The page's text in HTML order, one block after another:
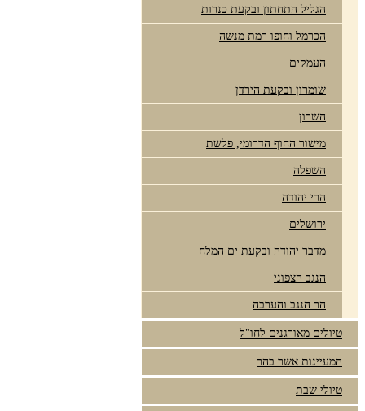
הגליל התחתון ובקעת כנרות
הכרמל וחופו רמת מנשה
העמקים
שומרון ובקעת הירדן
השרון
מישור החוף הדרומי, פלשת
השפלה
הרי יהודה
ירושלים
מדבר יהודה ובקעת ים המלח
הנגב הצפוני
הר הנגב והערבה
טיולים מאורגנים לחו"ל
המעיינות אשר בהר
טיולי שבת